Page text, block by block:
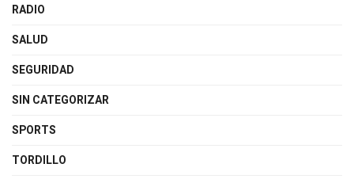
RADIO
SALUD
SEGURIDAD
SIN CATEGORIZAR
SPORTS
TORDILLO